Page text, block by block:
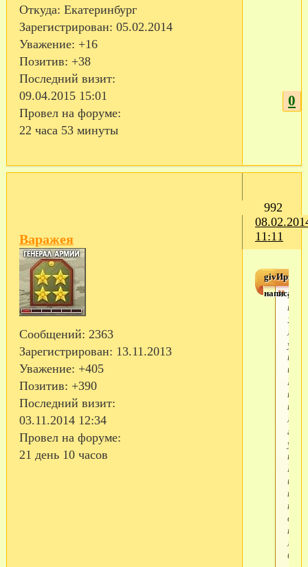
Откуда: Екатеринбург
Зарегистрирован: 05.02.2014
Уважение: +16
Позитив: +38
Последний визит:
09.04.2015 15:01
Провел на форуме:
22 часа 53 минуты
0
992
11:11
Варажея
Сообщений: 2363
Зарегистрирован: 13.11.2013
Уважение: +405
Позитив: +390
Последний визит:
03.11.2014 12:34
Провел на форуме:
21 день 10 часов
givИрина
Мой
2
и
по не
уже
из
не